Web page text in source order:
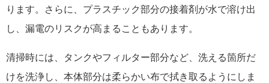
ります。さらに、プラスチック部分の接着剤が水で溶け出
し、漏電のリスクが高まることもあります。
清掃時には、タンクやフィルター部分など、洗える箇所だ
けを洗浄し、本体部分は柔らかい布で拭き取るようにしま